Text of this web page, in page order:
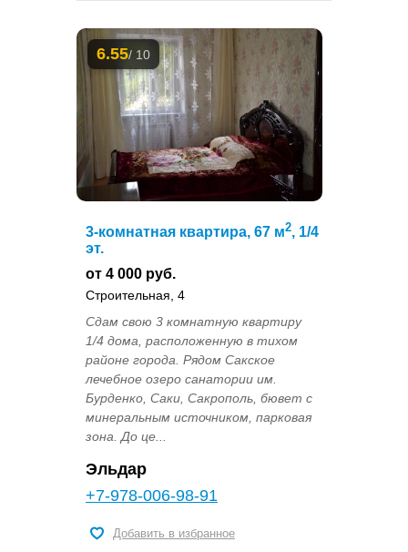
6.55/ 10
3-комнатная квартира, 67 м2, 1/4
эт.
от 4 000 руб.
Строительная, 4
Сдам свою 3 комнатную квартиру
1/4 дома, расположенную в тихом
районе города. Рядом Сакское
лечебное озеро санатории им.
Бурденко, Саки, Сакрополь, бювет с
минеральным источником, парковая
зона. До це...
Эльдар
+7-978-006-98-91
Добавить в избранное